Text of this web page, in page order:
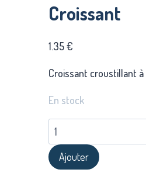
Croissant
1.35€
Croissant croustillant
En stock
quantité
de
Croissant
Ajouter